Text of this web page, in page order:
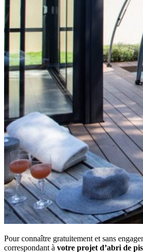
Pour connaître gratuitement et sans
correspondant à votre projet d’abri de